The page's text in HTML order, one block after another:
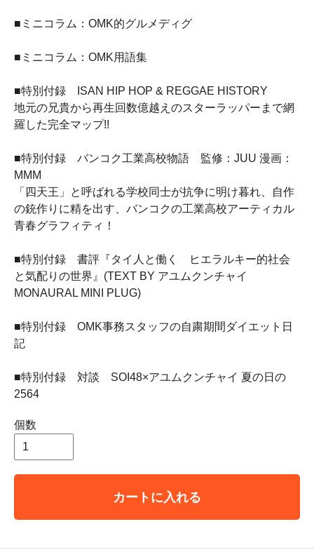
■ミニコラム：OMK的グルメディグ
■ミニコラム：OMK用語集
■特別付録 ISAN HIP HOP & REGGAE HISTORY
地元の兄貴から再生回数億越えのスターラッパーまで網
羅した完全マップ!!
■特別付録 バンコク工業高校物語 監修：JUU 漫画：
MMM
「四天王」と呼ばれる学校同士が抗争に明け暮れ、自作
の銃作りに精を出す、バンコクの工業高校アーティカル
青春グラフィティ！
■特別付録 書評『タイ人と働く ヒエラルキー的社会
と気配りの世界』(TEXT BY アユムクンチャイ
MONAURAL MINI PLUG)
■特別付録 OMK事務スタッフの自粛期間ダイエット日
記
■特別付録 対談 SOI48×アユムクンチャイ 夏の日の
2564
個数
カートに入れる